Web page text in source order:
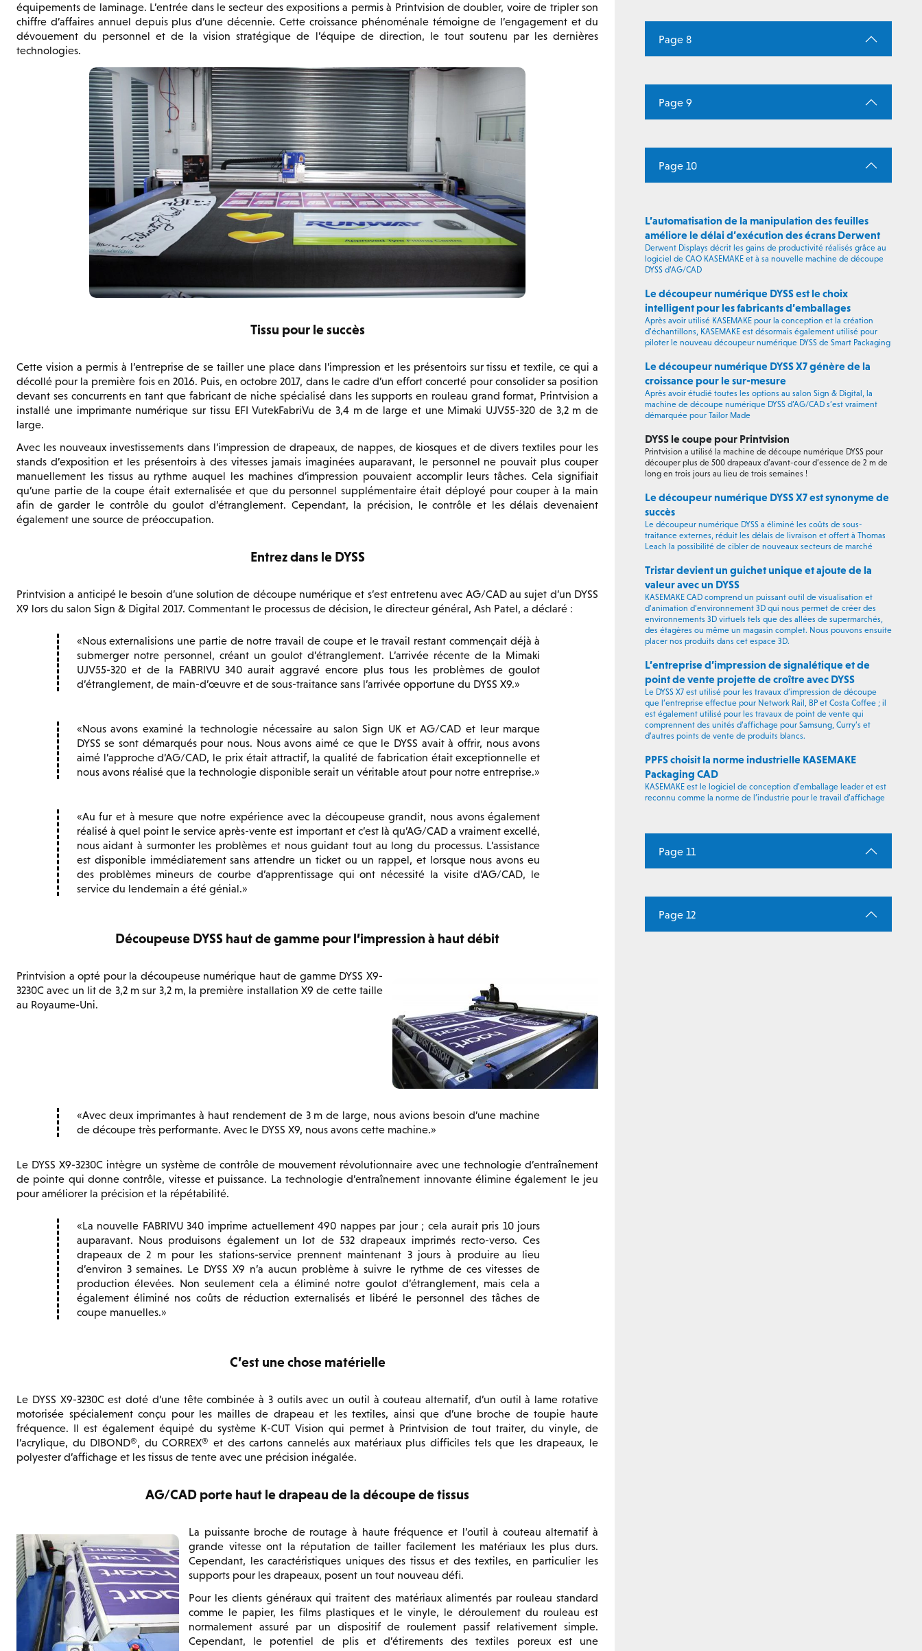
équipements de laminage. L’entrée dans le secteur des expositions a permis à Printvision de doubler, voire de tripler son
chiffre d’affaires annuel depuis plus d’une décennie. Cette croissance phénoménale témoigne de l’engagement et du
dévouement du personnel et de la vision stratégique de l’équipe de direction, le tout soutenu par les dernières
technologies.
Tissu pour le succès
Cette vision a permis à l’entreprise de se tailler une place dans l’impression et les présentoirs sur tissu et textile, ce qui a
décollé pour la première fois en 2016. Puis, en octobre 2017, dans le cadre d’un effort concerté pour consolider sa position
devant ses concurrents en tant que fabricant de niche spécialisé dans les supports en rouleau grand format, Printvision a
installé une imprimante numérique sur tissu EFI VutekFabriVu de 3,4 m de large et une Mimaki UJV55-320 de 3,2 m de
large.
Avec les nouveaux investissements dans l’impression de drapeaux, de nappes, de kiosques et de divers textiles pour les
stands d’exposition et les présentoirs à des vitesses jamais imaginées auparavant, le personnel ne pouvait plus couper
manuellement les tissus au rythme auquel les machines d’impression pouvaient accomplir leurs tâches. Cela signifiait
qu’une partie de la coupe était externalisée et que du personnel supplémentaire était déployé pour couper à la main
afin de garder le contrôle du goulot d’étranglement. Cependant, la précision, le contrôle et les délais devenaient
également une source de préoccupation.
Entrez dans le DYSS
Printvision a anticipé le besoin d’une solution de découpe numérique et s’est entretenu avec AG/CAD au sujet d’un DYSS
X9 lors du salon Sign & Digital 2017. Commentant le processus de décision, le directeur général, Ash Patel, a déclaré :
Nous externalisions une partie de notre travail de coupe et le travail restant commençait déjà à
submerger notre personnel, créant un goulot d’étranglement. L’arrivée récente de la Mimaki
UJV55-320 et de la FABRIVU 340 aurait aggravé encore plus tous les problèmes de goulot
d’étranglement, de main-d’œuvre et de sous-traitance sans l’arrivée opportune du DYSS X9.
Nous avons examiné la technologie nécessaire au salon Sign UK et AG/CAD et leur marque
DYSS se sont démarqués pour nous. Nous avons aimé ce que le DYSS avait à offrir, nous avons
aimé l’approche d’AG/CAD, le prix était attractif, la qualité de fabrication était exceptionnelle et
nous avons réalisé que la technologie disponible serait un véritable atout pour notre entreprise.
Au fur et à mesure que notre expérience avec la découpeuse grandit, nous avons également
réalisé à quel point le service après-vente est important et c’est là qu’AG/CAD a vraiment excellé,
nous aidant à surmonter les problèmes et nous guidant tout au long du processus. L’assistance
est disponible immédiatement sans attendre un ticket ou un rappel, et lorsque nous avons eu
des problèmes mineurs de courbe d’apprentissage qui ont nécessité la visite d’AG/CAD, le
service du lendemain a été génial.
Découpeuse DYSS haut de gamme pour l’impression à haut débit
Printvision a opté pour la découpeuse numérique haut de gamme DYSS X9-
3230C avec un lit de 3,2 m sur 3,2 m, la première installation X9 de cette taille
au Royaume-Uni.
Avec deux imprimantes à haut rendement de 3 m de large, nous avions besoin d’une machine
de découpe très performante. Avec le DYSS X9, nous avons cette machine.
Le DYSS X9-3230C intègre un système de contrôle de mouvement révolutionnaire avec une technologie d’entraînement
de pointe qui donne contrôle, vitesse et puissance. La technologie d’entraînement innovante élimine également le jeu
pour améliorer la précision et la répétabilité.
La nouvelle FABRIVU 340 imprime actuellement 490 nappes par jour ; cela aurait pris 10 jours
auparavant. Nous produisons également un lot de 532 drapeaux imprimés recto-verso. Ces
drapeaux de 2 m pour les stations-service prennent maintenant 3 jours à produire au lieu
d’environ 3 semaines. Le DYSS X9 n’a aucun problème à suivre le rythme de ces vitesses de
production élevées. Non seulement cela a éliminé notre goulot d’étranglement, mais cela a
également éliminé nos coûts de réduction externalisés et libéré le personnel des tâches de
coupe manuelles.
C’est une chose matérielle
Le DYSS X9-3230C est doté d’une tête combinée à 3 outils avec un outil à couteau alternatif, d’un outil à lame rotative
motorisée spécialement conçu pour les mailles de drapeau et les textiles, ainsi que d’une broche de toupie haute
fréquence. Il est également équipé du système K-CUT Vision qui permet à Printvision de tout traiter, du vinyle, de
l’acrylique, du DIBOND®, du CORREX® et des cartons cannelés aux matériaux plus difficiles tels que les drapeaux, le
polyester d’affichage et les tissus de tente avec une précision inégalée.
AG/CAD porte haut le drapeau de la découpe de tissus
La puissante broche de routage à haute fréquence et l’outil à couteau alternatif à
grande vitesse ont la réputation de tailler facilement les matériaux les plus durs.
Cependant, les caractéristiques uniques des tissus et des textiles, en particulier les
supports pour les drapeaux, posent un tout nouveau défi.
Pour les clients généraux qui traitent des matériaux alimentés par rouleau standard
comme le papier, les films plastiques et le vinyle, le déroulement du rouleau est
normalement assuré par un dispositif de roulement passif relativement simple.
Cependant, le potentiel de plis et d’étirements des textiles poreux est une
Page 8
Page 9
Page 10
L’automatisation de la manipulation des feuilles
améliore le délai d’exécution des écrans Derwent
Derwent Displays décrit les gains de productivité réalisés grâce au
logiciel de CAO KASEMAKE et à sa nouvelle machine de découpe
DYSS d’AG/CAD
Le découpeur numérique DYSS est le choix
intelligent pour les fabricants d’emballages
Après avoir utilisé KASEMAKE pour la conception et la création
d’échantillons, KASEMAKE est désormais également utilisé pour
piloter le nouveau découpeur numérique DYSS de Smart Packaging
Le découpeur numérique DYSS X7 génère de la
croissance pour le sur-mesure
Après avoir étudié toutes les options au salon Sign & Digital, la
machine de découpe numérique DYSS d’AG/CAD s’est vraiment
démarquée pour Tailor Made
DYSS le coupe pour Printvision
Printvision a utilisé la machine de découpe numérique DYSS pour
découper plus de 500 drapeaux d’avant-cour d’essence de 2 m de
long en trois jours au lieu de trois semaines !
Le découpeur numérique DYSS X7 est synonyme de
succès
Le découpeur numérique DYSS a éliminé les coûts de sous-
traitance externes, réduit les délais de livraison et offert à Thomas
Leach la possibilité de cibler de nouveaux secteurs de marché
Tristar devient un guichet unique et ajoute de la
valeur avec un DYSS
KASEMAKE CAD comprend un puissant outil de visualisation et
d’animation d’environnement 3D qui nous permet de créer des
environnements 3D virtuels tels que des allées de supermarchés,
des étagères ou même un magasin complet. Nous pouvons ensuite
placer nos produits dans cet espace 3D.
L’entreprise d’impression de signalétique et de
point de vente projette de croître avec DYSS
Le DYSS X7 est utilisé pour les travaux d’impression de découpe
que l’entreprise effectue pour Network Rail, BP et Costa Coffee ; il
est également utilisé pour les travaux de point de vente qui
comprennent des unités d’affichage pour Samsung, Curry’s et
d’autres points de vente de produits blancs.
PPFS choisit la norme industrielle KASEMAKE
Packaging CAD
KASEMAKE est le logiciel de conception d’emballage leader et est
reconnu comme la norme de l’industrie pour le travail d’affichage
Page 11
Page 12